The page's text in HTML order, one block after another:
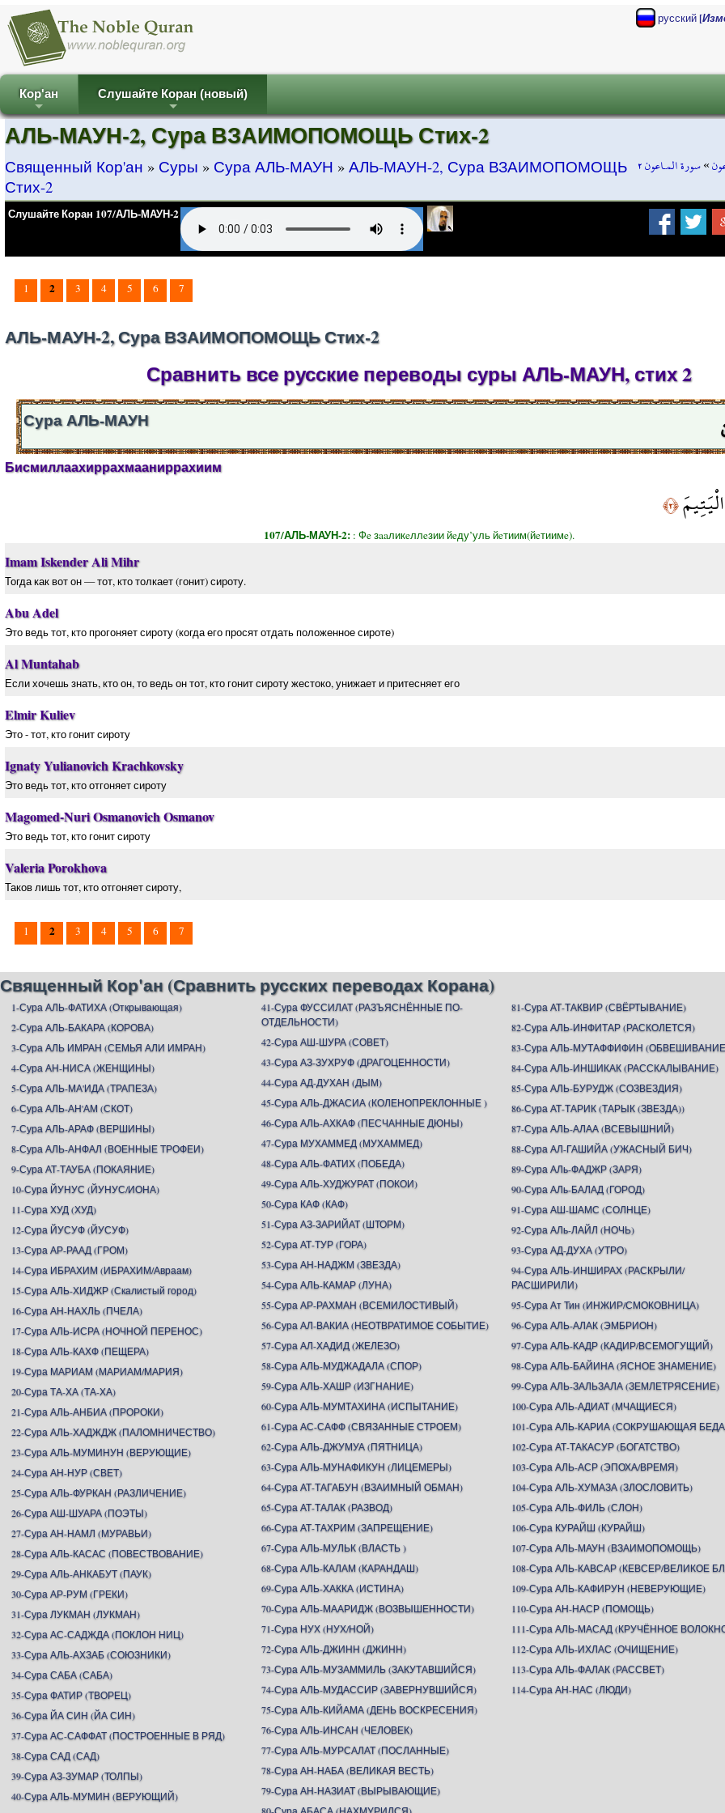
русский[
+
Кор'ан
+
Слушайте Коран (новый)
»سورة المـاعون ٢
АЛЬ-МАУН-2, Сура ВЗАИМОПОМОЩЬ Стих-2
Священный Кор'ан » Суры » Сура АЛЬ-МАУН » АЛЬ-МАУН-2, Сура ВЗАИМОПОМОЩЬ
Стих-2
Слушайте Коран 107/АЛЬ-МАУН-2
1 2 3 4 5 6 7
АЛЬ-МАУН-2, Сура ВЗАИМОПОМОЩЬ Стих-2
Сравнить все русские переводы суры АЛЬ-МАУН, стих 2
Сура АЛЬ-МАУН
Бисмиллаахиррахмааниррахиим
﴿٢﴾
107/АЛЬ-МАУН-2: : Фe зaaликeллeзии йeду’уль йeтиим(йeтиимe).
Imam Iskender Ali Mihr
Тогда как вот он — тот, кто толкает (гонит) сироту.
Abu Adel
Это ведь тот, кто прогоняет сироту (когда его просят отдать положенное сироте)
Al Muntahab
Если хочешь знать, кто он, то ведь он тот, кто гонит сироту жестоко, унижает и притесняет его
Elmir Kuliev
Это - тот, кто гонит сироту
Ignaty Yulianovich Krachkovsky
Это ведь тот, кто отгоняет сироту
Magomed-Nuri Osmanovich Osmanov
Это ведь тот, кто гонит сироту
Valeria Porokhova
Таков лишь тот, кто отгоняет сироту,
1 2 3 4 5 6 7
Священный Кор'ан (Сравнить русских переводах Корана)
1-Сура АЛЬ-ФАТИХА (Открывающая)
2-Сура АЛЬ-БАКАРА (КОРОВА)
3-Сура АЛЬ ИМРАН (СЕМЬЯ АЛИ ИМРАН)
4-Сура АН-НИСА (ЖЕНЩИНЫ)
5-Сура АЛЬ-МА'ИДА (ТРАПЕЗА)
6-Сура АЛЬ-АН'АМ (СКОТ)
7-Сура АЛЬ-АРАФ (ВЕРШИНЫ)
8-Сура АЛЬ-АНФАЛ (ВОЕННЫЕ ТРОФЕИ)
9-Сура АТ-ТАУБА (ПОКАЯНИЕ)
10-Сура ЙУНУС (ЙУНУС/ИОНА)
11-Сура ХУД (ХУД)
12-Сура ЙУСУФ (ЙУСУФ)
13-Сура АР-РААД (ГРОМ)
14-Сура ИБРАХИМ (ИБРАХИМ/Авраам)
15-Сура АЛЬ-ХИДЖР (Скалистый город)
16-Сура АН-НАХЛЬ (ПЧЕЛА)
17-Сура АЛЬ-ИСРА (НОЧНОЙ ПЕРЕНОС)
18-Сура АЛЬ-КАХФ (ПЕЩЕРА)
19-Сура МАРИАМ (МАРИАМ/МАРИЯ)
20-Сура ТА-ХА (ТА-ХА)
21-Сура АЛЬ-АНБИА (ПРОРОКИ)
22-Сура АЛЬ-ХАДЖДЖ (ПАЛОМНИЧЕСТВО)
23-Сура АЛЬ-МУМИНУН (ВЕРУЮЩИЕ)
24-Сура АН-НУР (СВЕТ)
25-Сура АЛЬ-ФУРКАН (РАЗЛИЧЕНИЕ)
26-Сура АШ-ШУАРА (ПОЭТЫ)
27-Сура АН-НАМЛ (МУРАВЬИ)
28-Сура АЛЬ-КАСАС (ПОВЕСТВОВАНИЕ)
29-Сура АЛЬ-АНКАБУТ (ПАУК)
30-Сура АР-РУМ (ГРЕКИ)
31-Сура ЛУКМАН (ЛУКМАН)
32-Сура АС-САДЖДА (ПОКЛОН НИЦ)
33-Сура АЛЬ-АХЗАБ (СОЮЗНИКИ)
34-Сура САБА (САБА)
35-Сура ФАТИР (ТВОРЕЦ)
36-Сура ЙА СИН (ЙА СИН)
37-Сура АС-САФФАТ (ПОСТРОЕННЫЕ В РЯД)
38-Сура САД (САД)
39-Сура АЗ-ЗУМАР (ТОЛПЫ)
40-Сура АЛЬ-МУМИН (ВЕРУЮЩИЙ)
41-Сура ФУССИЛАТ (РАЗЪЯСНЁННЫЕ ПО-
ОТДЕЛЬНОСТИ)
42-Сура АШ-ШУРА (СОВЕТ)
43-Сура АЗ-ЗУХРУФ (ДРАГОЦЕННОСТИ)
44-Сура АД-ДУХАН (ДЫМ)
45-Сура АЛЬ-ДЖАСИА (КОЛЕНОПРЕКЛОННЫЕ )
46-Сура АЛЬ-АХКАФ (ПЕСЧАННЫЕ ДЮНЫ)
47-Сура МУХАММЕД (МУХАММЕД)
48-Сура АЛЬ-ФАТИХ (ПОБЕДА)
49-Сура АЛЬ-ХУДЖУРАТ (ПОКОИ)
50-Сура КАФ (КАФ)
51-Сура АЗ-ЗАРИЙАТ (ШТОРМ)
52-Сура АТ-ТУР (ГОРА)
53-Сура АН-НАДЖМ (ЗВЕЗДА)
54-Сура АЛЬ-КАМАР (ЛУНА)
55-Сура АР-РАХМАН (ВСЕМИЛОСТИВЫЙ)
56-Сура АЛ-ВАКИА (НЕОТВРАТИМОЕ СОБЫТИЕ)
57-Сура АЛ-ХАДИД (ЖЕЛЕЗО)
58-Сура АЛЬ-МУДЖАДАЛА (СПОР)
59-Сура АЛЬ-ХАШР (ИЗГНАНИЕ)
60-Сура АЛЬ-МУМТАХИНА (ИСПЫТАНИЕ)
61-Сура АС-САФФ (СВЯЗАННЫЕ СТРОЕМ)
62-Сура АЛЬ-ДЖУМУА (ПЯТНИЦА)
63-Сура АЛЬ-МУНАФИКУН (ЛИЦЕМЕРЫ)
64-Сура АТ-ТАГАБУН (ВЗАИМНЫЙ ОБМАН)
65-Сура АТ-ТАЛАК (РАЗВОД)
66-Сура АТ-ТАХРИМ (ЗАПРЕЩЕНИЕ)
67-Сура АЛЬ-МУЛЬК (ВЛАСТЬ )
68-Сура АЛЬ-КАЛАМ (КАРАНДАШ)
69-Сура АЛЬ-ХАККА (ИСТИНА)
70-Сура АЛЬ-МААРИДЖ (ВОЗВЫШЕННОСТИ)
71-Сура НУХ (НУХ/НОЙ)
72-Сура АЛЬ-ДЖИНН (ДЖИНН)
73-Сура АЛЬ-МУЗАММИЛЬ (ЗАКУТАВШИЙСЯ)
74-Сура АЛЬ-МУДАССИР (ЗАВЕРНУВШИЙСЯ)
75-Сура АЛЬ-КИЙАМА (ДЕНЬ ВОСКРЕСЕНИЯ)
76-Сура АЛЬ-ИНСАН (ЧЕЛОВЕК)
77-Сура АЛЬ-МУРСАЛАТ (ПОСЛАННЫЕ)
78-Сура АН-НАБА (ВЕЛИКАЯ ВЕСТЬ)
79-Сура АН-НАЗИАТ (ВЫРЫВАЮЩИЕ)
81-Сура АТ-ТАКВИР (СВЁРТЫВАНИЕ)
82-Сура АЛЬ-ИНФИТАР (РАСКОЛЕТСЯ)
83-Сура АЛЬ-МУТАФФИФИН
84-Сура АЛЬ-ИНШИКАК (РАССКАЛЫВАНИЕ)
85-Сура АЛЬ-БУРУДЖ (СОЗВЕЗДИЯ)
86-Сура АТ-ТАРИК (ТАРЫК (ЗВЕЗДА))
87-Сура АЛЬ-АЛАА (ВСЕВЫШНИЙ)
88-Сура АЛ-ГАШИЙА (УЖАСНЫЙ БИЧ)
89-Сура АЛь-ФАДЖР (ЗАРЯ)
90-Сура АЛь-БАЛАД (ГОРОД)
91-Сура АШ-ШАМС (СОЛНЦЕ)
92-Сура АЛь-ЛАЙЛ (НОЧЬ)
93-Сура АД-ДУХА (УТРО)
94-Сура АЛЬ-ИНШИРАХ (РАСКРЫЛИ/
РАСШИРИЛИ)
95-Сура Ат Тин (ИНЖИР/СМОКОВНИЦА)
96-Сура АЛЬ-АЛАК (ЭМБРИОН)
97-Сура АЛЬ-КАДР (КАДИР/ВСЕМОГУЩИЙ)
98-Сура АЛЬ-БАЙИНА (ЯСНОЕ ЗНАМЕНИЕ)
99-Сура АЛЬ-ЗАЛЬЗАЛА (ЗЕМЛЕТРЯСЕНИЕ)
100-Сура АЛЬ-АДИАТ (МЧАЩИЕСЯ)
101-Сура АЛЬ-КАРИА (СОКРУШАЮЩАЯ
102-Сура АТ-ТАКАСУР (БОГАТСТВО)
103-Сура АЛЬ-АСР (ЭПОХА/ВРЕМЯ)
104-Сура АЛЬ-ХУМАЗА (ЗЛОСЛОВИТЬ)
105-Сура АЛЬ-ФИЛЬ (СЛОН)
106-Сура КУРАЙШ (КУРАЙШ)
107-Сура АЛЬ-МАУН (ВЗАИМОПОМОЩЬ)
108-Сура АЛЬ-КАВСАР (КЕВСЕР/ВЕЛИКОЕ
109-Сура АЛЬ-КАФИРУН (НЕВЕРУЮЩИЕ)
110-Сура АН-НАСР (ПОМОЩЬ)
111-Сура АЛЬ-МАСАД (КРУЧЁННОЕ
112-Сура АЛЬ-ИХЛАС (ОЧИЩЕНИЕ)
113-Сура АЛЬ-ФАЛАК (РАССВЕТ)
114-Сура АН-НАС (ЛЮДИ)